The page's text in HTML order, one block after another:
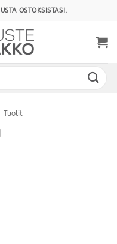
OSTOKSISTASI.
Tuolit